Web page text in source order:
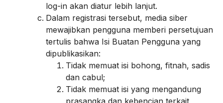
log-in akan diatur lebih lanjut.
Dalam registrasi tersebut, media siber
mewajibkan pengguna memberi persetujuan
tertulis bahwa Isi Buatan Pengguna yang
dipublikasikan:
Tidak memuat isi bohong, fitnah, sadis
dan cabul;
Tidak memuat isi yang mengandung
prasangka dan kebencian terkait